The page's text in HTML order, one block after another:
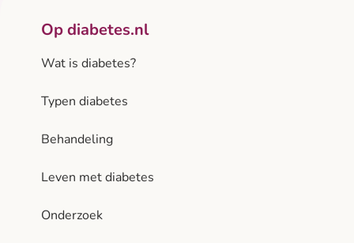
Op diabetes.nl
Wat is diabetes?
Typen diabetes
Behandeling
Leven met diabetes
Onderzoek